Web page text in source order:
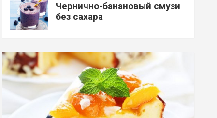
Чернично-банановый смузи
без сахара